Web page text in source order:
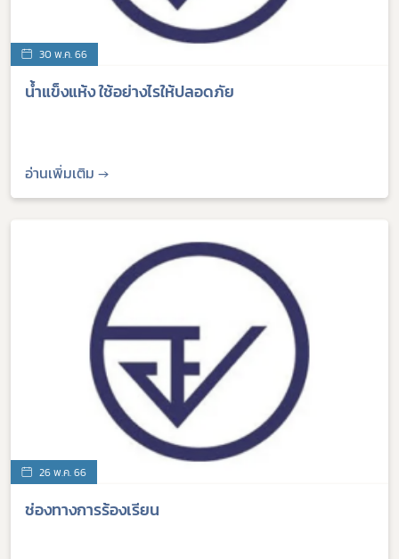
30 พ.ค. 66
น้ำแข็งแห้ง ใช้อย่างไรให้ปลอดภัย
อ่านเพิ่มเติม →
26 พ.ค. 66
ช่องทางการร้องเรียน
Subscribe
เลือกหัวข้อที่ท่านต้องการ Subscribe